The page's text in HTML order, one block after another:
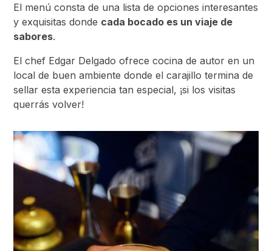
El menú consta de una lista de opciones interesantes
y exquisitas donde cada bocado es un viaje de
sabores.
El chef Edgar Delgado ofrece cocina de autor en un
local de buen ambiente donde el carajillo termina de
sellar esta experiencia tan especial, ¡si los visitas
querrás volver!